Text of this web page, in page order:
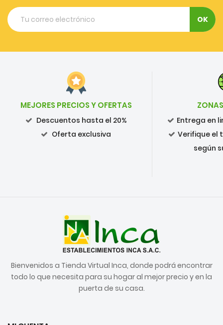
MEJORES PRECIOS Y OFERTAS
Descuentos hasta el 20%
Oferta exclusiva
Entrega en
Verifique el
según
Bienvenidos a Tienda Virtual Inca, donde podrá encontrar
todo lo que necesita para su hogar al mejor precio y en la
puerta de su casa.